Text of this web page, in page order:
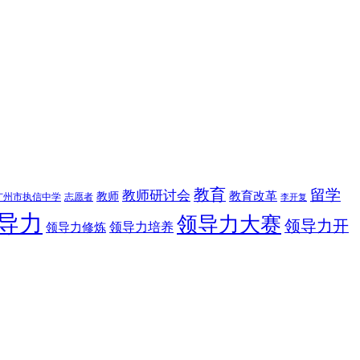
州市执信中学 志愿者 教师 教师研讨会 教育 教育改革 李开复 留学
力 领导力修炼 领导力培养 领导力大赛 领导力开